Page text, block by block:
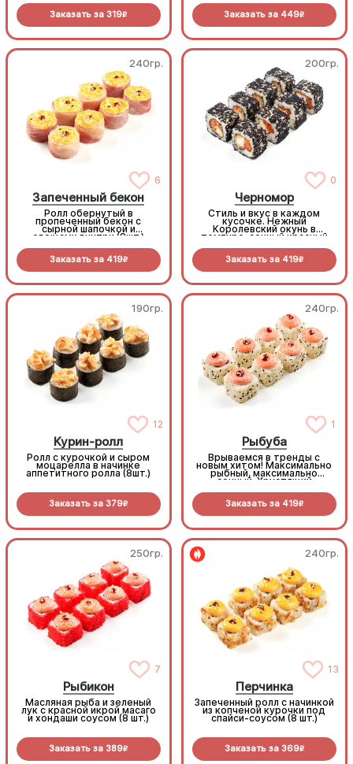
Заказать за 319R
максимум вкуса (8шт.)
Заказать за 449R
240гр.
6
Запеченный бекон
Ролл обернутый в
пропеченный бекон с
сырной шапочкой и
овощами внутри (8шт.)
Заказать за 419R
200гр.
0
Черномор
Стиль и вкус в каждом
кусочке. Нежный
Королевский окунь в
темпуре, сочный красный
соус. Окутан благородной
черной икрой масаго. Ролл с
характером.
Заказать за 419R
190гр.
12
Курин-ролл
Ролл с курочкой и сыром
моцарелла в начинке
аппетитного ролла (8шт.)
Заказать за 379R
240гр.
1
Рыбуба
Врываемся в тренды с
новым хитом! Максимально
рыбный, максимально
сочный. Хрустящий
сыр и запеченная шапочка
из Хондаши соуса. Рыбуба —
твой новый краш в меню!
Заказать за 419R
250гр.
7
Рыбикон
Масляная рыба и зеленый
лук с красной икрой масаго
и хондаши соусом (8 шт.)
Заказать за 389R
240гр.
13
Перчинка
Запеченный ролл с начинкой
из копченой курочки под
спайси-соусом (8 шт.)
Заказать за 369R